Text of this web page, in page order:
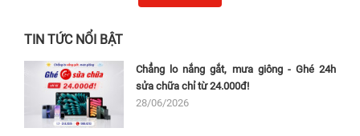
TIN TỨC NỔI BẬT
Chẳng lo nắng gắt, mưa giông - Ghé 24h
sửa chữa chỉ từ 24.000đ!
28/06/2026